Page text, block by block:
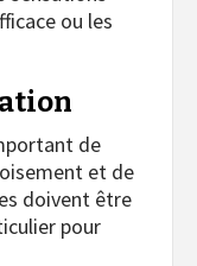
ou les
de
et de
doivent être
pour